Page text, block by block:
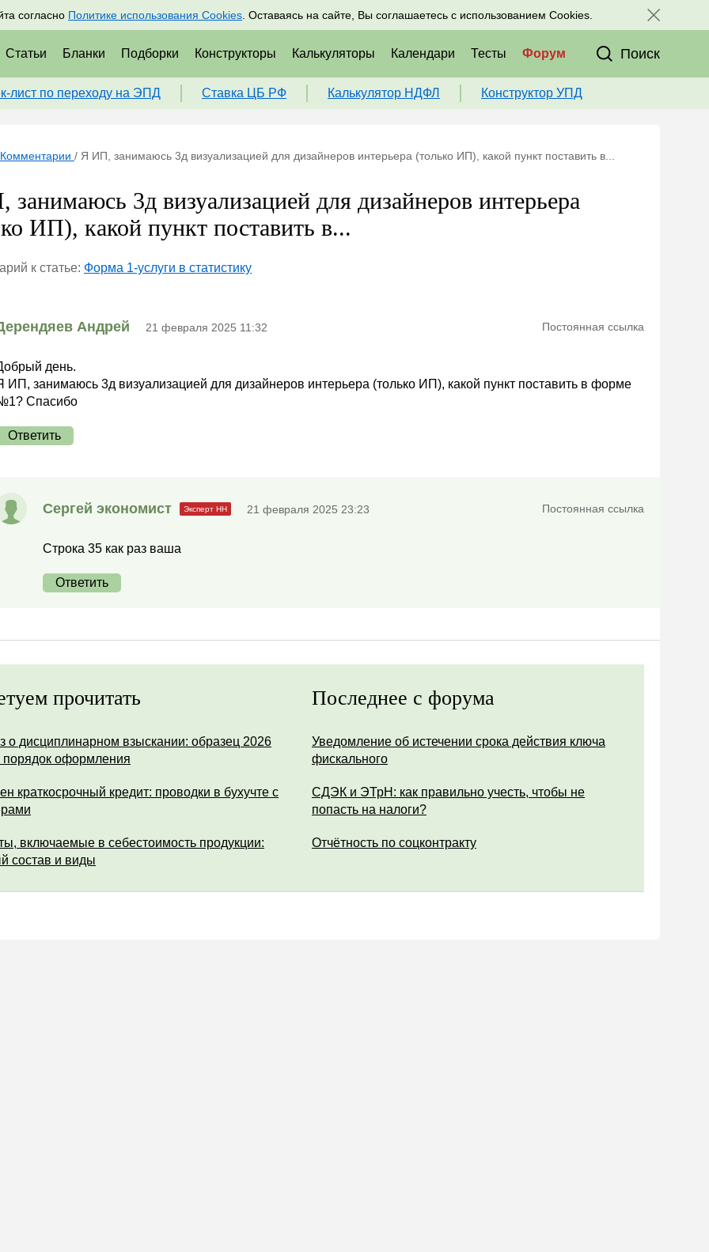
согласно Политике использования Cookies . Оставаясь на сайте, Вы соглашаетесь с использованием Cookies.
Подписаться Присоединяйтесь к нам в соц. сетях:
Статьи Бланки Подборки Конструкторы Калькуляторы Календари Тесты Форум Поиск
лист по переходу на ЭПД Ставка ЦБ РФ Калькулятор НДФЛ Конструктор УПД
Комментарии / Я ИП, занимаюсь 3д визуализацией для дизайнеров интерьера (только ИП), какой пункт поставить в...
3д визуализацией для дизайнеров интерьера
ИП), какой пункт поставить в...
к статье: Форма 1-услуги в статистику
Андрей 21 февраля 2025 11:32 Постоянная ссылка
день.
ИП, занимаюсь 3д визуализацией для дизайнеров интерьера (только ИП), какой пункт поставить в форме
Спасибо
Ответить
Сергей экономист 21 февраля 2025 23:23 Постоянная ссылка
Строка 35 как раз ваша
Ответить
прочитать
о дисциплинарном взыскании: образец 2026
порядок оформления
краткосрочный кредит: проводки в бухучте с
включаемые в себестоимость продукции:
состав и виды
Последнее с форума
Уведомление об истечении срока действия ключа
фискального
СДЭК и ЭТрН: как правильно учесть, чтобы не
попасть на налоги?
Отчётность по соцконтракту